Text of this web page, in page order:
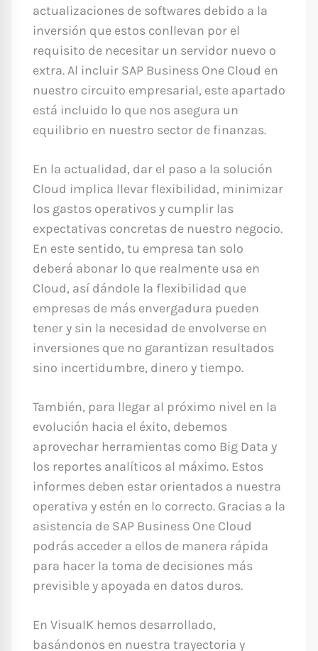
actualizaciones de softwares debido a la
inversión que estos conllevan por el
requisito de necesitar un servidor nuevo o
extra. Al incluir SAP Business One Cloud en
nuestro circuito empresarial, este apartado
está incluido lo que nos asegura un
equilibrio en nuestro sector de finanzas.
En la actualidad, dar el paso a la solución
Cloud implica llevar flexibilidad, minimizar
los gastos operativos y cumplir las
expectativas concretas de nuestro negocio.
En este sentido, tu empresa tan solo
deberá abonar lo que realmente usa en
Cloud, así dándole la flexibilidad que
empresas de más envergadura pueden
tener y sin la necesidad de envolverse en
inversiones que no garantizan resultados
sino incertidumbre, dinero y tiempo.
También, para llegar al próximo nivel en la
evolución hacia el éxito, debemos
aprovechar herramientas como Big Data y
los reportes analíticos al máximo. Estos
informes deben estar orientados a nuestra
operativa y estén en lo correcto. Gracias a la
asistencia de SAP Business One Cloud
podrás acceder a ellos de manera rápida
para hacer la toma de decisiones más
previsible y apoyada en datos duros.
En VisualK hemos desarrollado,
basándonos en nuestra trayectoria y